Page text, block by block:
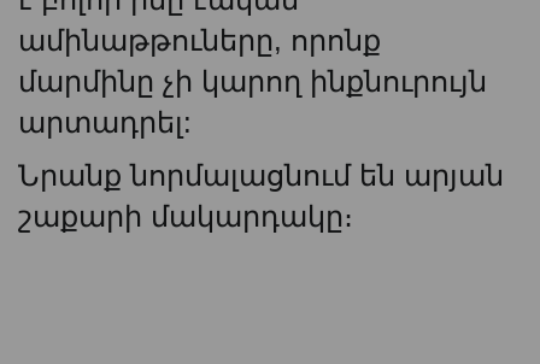
ամինաթթուները, որոնք
մարմինը չի կարող ինքնուրույն
արտադրել:
Նրանք նորմալացնում են արյան
շաքարի մակարդակը։